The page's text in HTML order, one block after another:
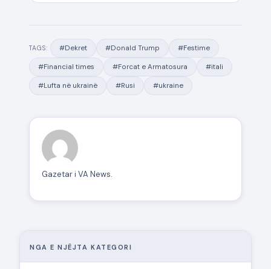
TAGS: #Dekret #Donald Trump #Festime
#Financial times #Forcat e Armatosura #itali
#Lufta në ukrainë #Rusi #ukraine
Gazetar i VA News.
NGA E NJËJTA KATEGORI